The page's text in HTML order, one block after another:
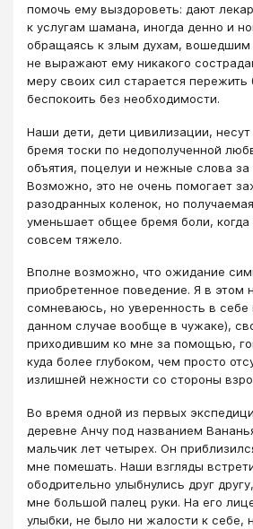
помочь ему выздороветь: дают
к услугам шамана, иногда денно и
обращаясь к злым духам, вошедшим
не выражают ему никакого
меру своих сил старается пережить
беспокоить без необходимости.
Наши дети, дети цивилизации,
бремя тоски по недополученной
объятия, поцелуи и нежные слова
Возможно, это не очень помогает
разодранных коленок, но
уменьшает общее бремя боли, когда
совсем тяжело.
Вполне возможно, что ожидание
приобретенное поведение. Я в этом
сомневаюсь, но уверенность в
данном случае вообще в чужаке),
приходившим ко мне за помощью,
куда более глубоком, чем просто
излишней нежности со стороны
Во время одной из первых
деревне Анчу под названием
мальчик лет четырех. Он
мне помешать. Наши взгляды
ободрительно улыбнулись друг
мне большой палец руки. На его
улыбки, не было ни жалости к себе,